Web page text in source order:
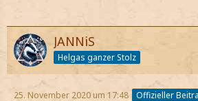
JANNiS
Helgas ganzer Stolz
25. November 2020 um 17:48 Offizieller